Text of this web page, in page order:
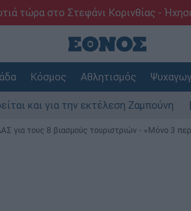
τώρα στο Στεφάνι Κορινθίας -
Κόσμος Αθλητισμός
την εκτέλεση Ζαμπούνη
για τους 8 βιασμούς τουριστριών - «Μόνο 3